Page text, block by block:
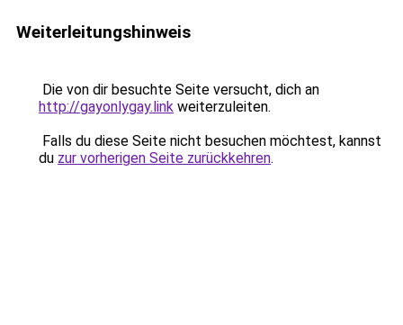
Weiterleitungshinweis
Die von dir besuchte Seite versucht, dich an
http://gayonlygay.link weiterzuleiten.
Falls du diese Seite nicht besuchen möchtest, kannst
du zur vorherigen Seite zurückkehren.